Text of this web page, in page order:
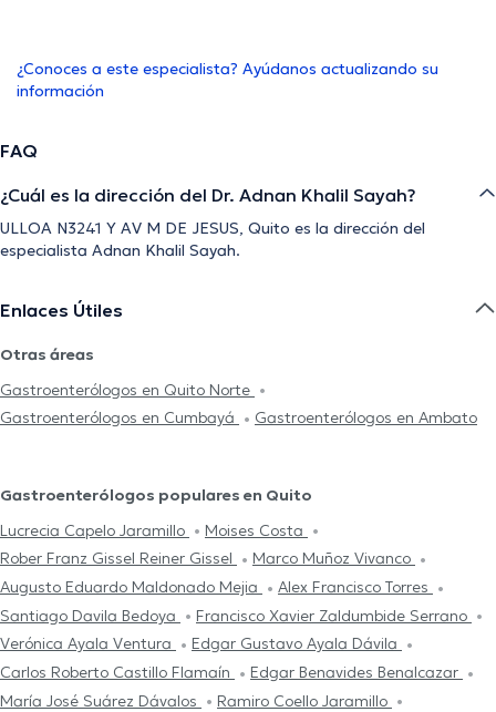
¿Conoces a este especialista? Ayúdanos actualizando su
información
FAQ
¿Cuál es la dirección del Dr. Adnan Khalil Sayah?
ULLOA N3241 Y AV M DE JESUS, Quito es la dirección del
especialista Adnan Khalil Sayah.
Enlaces Útiles
Otras áreas
Gastroenterólogos en Quito Norte
Gastroenterólogos en Cumbayá
Gastroenterólogos en Ambato
Gastroenterólogos populares en Quito
Lucrecia Capelo Jaramillo
Moises Costa
Rober Franz Gissel Reiner Gissel
Marco Muñoz Vivanco
Augusto Eduardo Maldonado Mejia
Alex Francisco Torres
Santiago Davila Bedoya
Francisco Xavier Zaldumbide Serrano
Verónica Ayala Ventura
Edgar Gustavo Ayala Dávila
Carlos Roberto Castillo Flamaín
Edgar Benavides Benalcazar
María José Suárez Dávalos
Ramiro Coello Jaramillo